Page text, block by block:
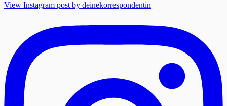
View Instagram post by deinekorrespondentin